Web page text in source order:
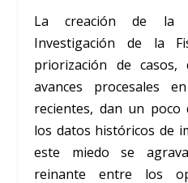
La creación de la
Investigación de la
priorización de
avances procesales
recientes, dan un
los datos históricos de
este miedo se
reinante entre los